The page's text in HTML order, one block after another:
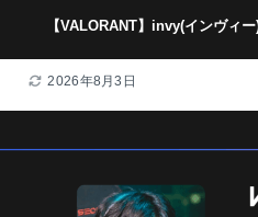
【VALORANT】invy(インヴィ
2026年8月3日